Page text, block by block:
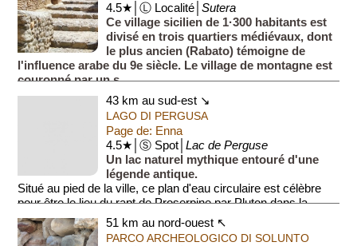
4.5★│Ⓛ Localité│Sutera
Ce village sicilien de 1·300 habitants est
divisé en trois quartiers médiévaux, dont
le plus ancien (Rabato) témoigne de
l'influence arabe du 9e siècle. Le village de montagne est
couronné par un s...
43 km au sud-est ↘
LAGO DI PERGUSA
Page de: Enna
4.5★│Ⓢ Spot│Lac de Perguse
Un lac naturel mythique entouré d'une
légende antique.
Situé au pied de la ville, ce plan d'eau circulaire est célèbre
pour être le lieu du rapt de Proserpine par Pluton dans la
mythologie. Aujour...51 km au nord-ouest ↖
PARCO ARCHEOLOGICO DI SOLUNTO